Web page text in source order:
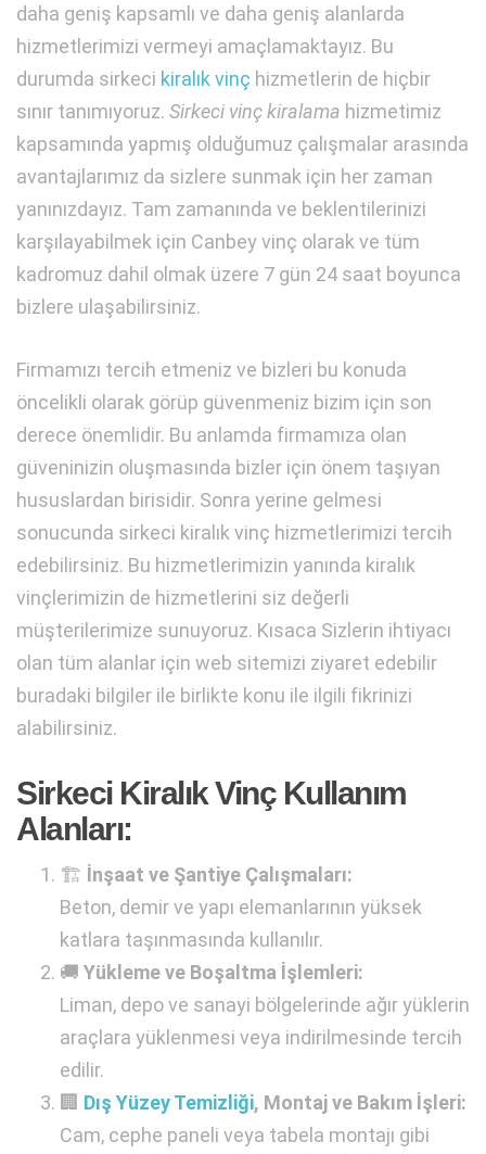
daha geniş kapsamlı ve daha geniş alanlarda
hizmetlerimizi vermeyi amaçlamaktayız. Bu
durumda sirkeci kiralık vinç hizmetlerin de hiçbir
sınır tanımıyoruz. Sirkeci vinç kiralama hizmetimiz
kapsamında yapmış olduğumuz çalışmalar arasında
avantajlarımız da sizlere sunmak için her zaman
yanınızdayız. Tam zamanında ve beklentilerinizi
karşılayabilmek için Canbey vinç olarak ve tüm
kadromuz dahil olmak üzere 7 gün 24 saat boyunca
bizlere ulaşabilirsiniz.
Firmamızı tercih etmeniz ve bizleri bu konuda
öncelikli olarak görüp güvenmeniz bizim için son
derece önemlidir. Bu anlamda firmamıza olan
güveninizin oluşmasında bizler için önem taşıyan
hususlardan birisidir. Sonra yerine gelmesi
sonucunda sirkeci kiralık vinç hizmetlerimizi tercih
edebilirsiniz. Bu hizmetlerimizin yanında kiralık
vinçlerimizin de hizmetlerini siz değerli
müşterilerimize sunuyoruz. Kısaca Sizlerin ihtiyacı
olan tüm alanlar için web sitemizi ziyaret edebilir
buradaki bilgiler ile birlikte konu ile ilgili fikrinizi
alabilirsiniz.
Sirkeci Kiralık Vinç Kullanım
Alanları:
🏗️ İnşaat ve Şantiye Çalışmaları:
Beton, demir ve yapı elemanlarının yüksek
katlara taşınmasında kullanılır.
🚚 Yükleme ve Boşaltma İşlemleri:
Liman, depo ve sanayi bölgelerinde ağır yüklerin
araçlara yüklenmesi veya indirilmesinde tercih
edilir.
🏢 Dış Yüzey Temizliği, Montaj ve Bakım İşleri:
Cam, cephe paneli veya tabela montajı gibi